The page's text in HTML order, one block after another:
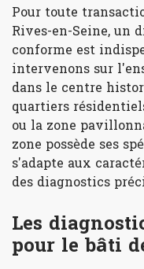
Pour toute
Rives-en-Seine, un
conforme est
intervenons sur
dans le centre
quartiers
ou la zone
zone possède ses
s'adapte aux
des diagnostics
Les
pour le bâti